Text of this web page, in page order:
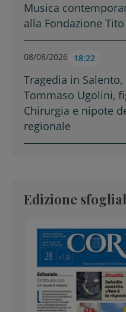
Musica
alla Fondazione
08/08/2026 18:22
Tragedia in
Tommaso Ugolini,
Chirurgia e nipote
regionale
Edizione